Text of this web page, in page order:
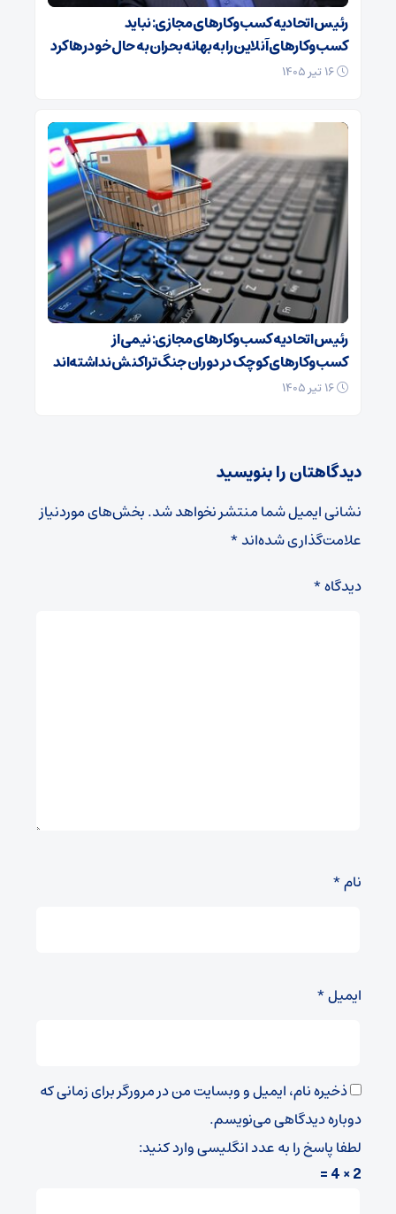
رئیس اتحادیه کسب‌وکارهای مجازی: نباید
کسب‌وکارهای آنلاین را به بهانه بحران به حال خود رها کرد
رئیس اتحادیه کسب‌وکارهای مجازی: نیمی از
کسب‌وکارهای کوچک در دوران جنگ‌ تراکنش نداشته‌اند
دیدگاهتان را بنویسید
نشانی ایمیل شما منتشر نخواهد شد.بخش‌های موردنیاز
علامت‌گذاری شده‌اند*
دیدگاه*
نام*
ایمیل*
ذخیره نام، ایمیل و وبسایت من در مرورگر برای زمانی که
دوباره دیدگاهی می‌نویسم.
لطفا پاسخ را به عدد انگلیسی وارد کنید:
2 × 4 =